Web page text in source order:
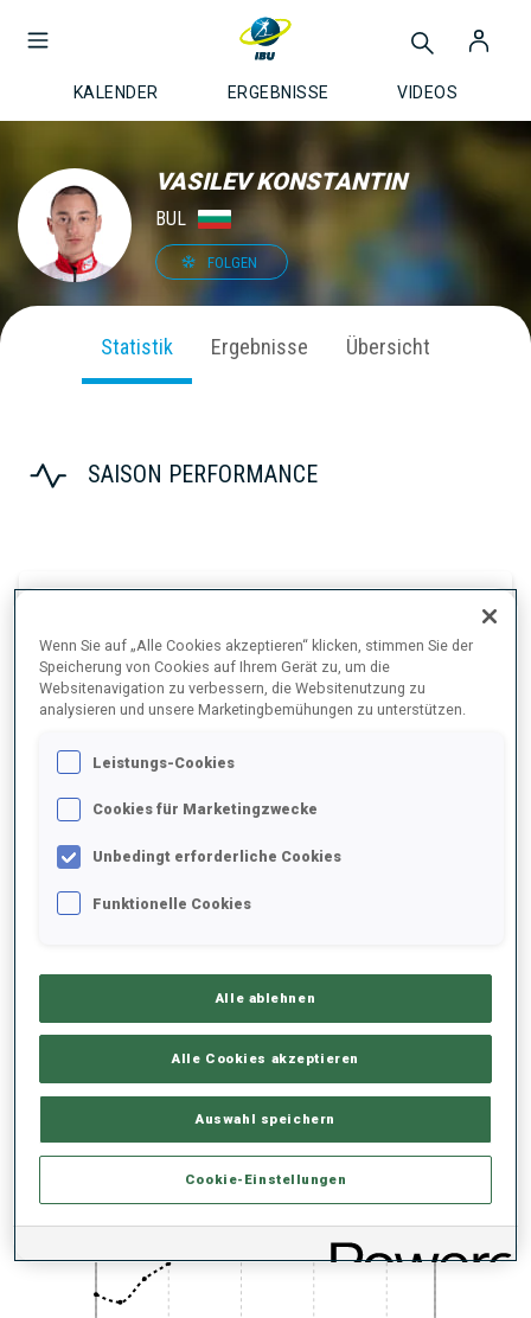
KALENDER ERGEBNISSE VIDEOS
VASILEV KONSTANTIN
BUL
FOLGEN
Statistik Ergebnisse Übersicht
SAISON PERFORMANCE
PERFORMANCE
LIEGENDSCHIESSEN
PERFORMANCE TREND
+10s/km
Wenn Sie auf „Alle Cookies akzeptieren“ klicken, stimmen Sie der
Speicherung von Cookies auf Ihrem Gerät zu, um die
Websitenavigation zu verbessern, die Websitenutzung zu
analysieren und unsere Marketingbemühungen zu unterstützen.
Leistungs-Cookies
Cookies für Marketingzwecke
Unbedingt erforderliche Cookies
Funktionelle Cookies
Alle ablehnen
Alle Cookies akzeptieren
Auswahl speichern
Cookie-Einstellungen